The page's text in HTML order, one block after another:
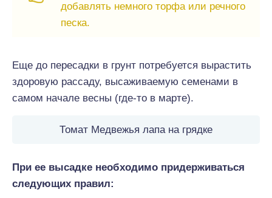
добавлять немного торфа или речного
песка.
Еще до пересадки в грунт потребуется вырастить
здоровую рассаду, высаживаемую семенами в
самом начале весны (где-то в марте).
Томат Медвежья лапа на грядке
При ее высадке необходимо придерживаться
следующих правил: